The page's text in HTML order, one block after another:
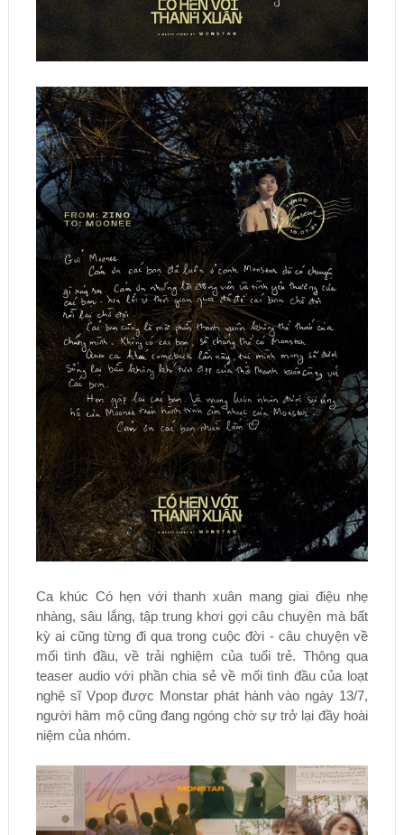
Ca khúc Có hẹn với thanh xuân mang giai điệu nhẹ
nhàng, sâu lắng, tập trung khơi gợi câu chuyện mà bất
kỳ ai cũng từng đi qua trong cuộc đời - câu chuyện về
mối tình đầu, về trải nghiệm của tuổi trẻ. Thông qua
teaser audio với phần chia sẻ về mối tình đầu của loạt
nghệ sĩ Vpop được Monstar phát hành vào ngày 13/7,
người hâm mộ cũng đang ngóng chờ sự trở lại đầy hoài
niệm của nhóm.